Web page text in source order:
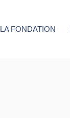
LA FONDATION